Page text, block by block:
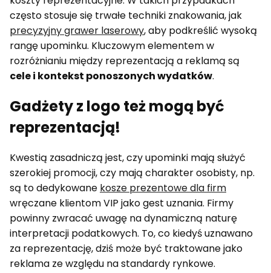
często stosuje się trwałe techniki znakowania, jak
precyzyjny grawer laserowy, aby podkreślić wysoką
rangę upominku. Kluczowym elementem w
rozróżnianiu między reprezentacją a reklamą są
cele i kontekst ponoszonych wydatków.
Gadżety z logo też mogą być
reprezentacją!
Kwestią zasadniczą jest, czy upominki mają służyć
szerokiej promocji, czy mają charakter osobisty, np.
są to dedykowane kosze prezentowe dla firm
wręczane klientom VIP jako gest uznania. Firmy
powinny zwracać uwagę na dynamiczną naturę
interpretacji podatkowych. To, co kiedyś uznawano
za reprezentację, dziś może być traktowane jako
reklama ze względu na standardy rynkowe.